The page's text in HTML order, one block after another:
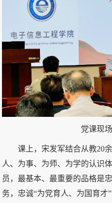
党课现
课上，宋发军结合从教20
人、为事、为师、为学的认识
员，最基本、最重要的品格是
务，忠诚“为党育人、为国育才